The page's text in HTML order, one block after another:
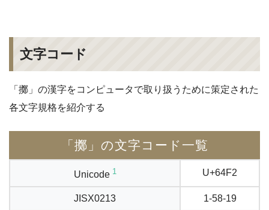
文字コード
「擲」の漢字をコンピュータで取り扱うために策定された
各文字規格を紹介する
「擲」の文字コード一覧
Unicode 1 U+64F2
JISX0213 1-58-19